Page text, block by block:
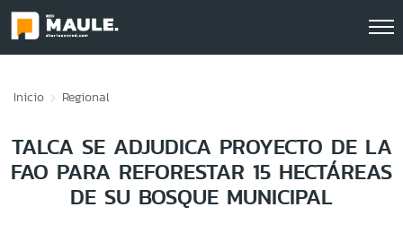
Inicio Regional
TALCA SE ADJUDICA PROYECTO DE LA
FAO PARA REFORESTAR 15 HECTÁREAS
DE SU BOSQUE MUNICIPAL